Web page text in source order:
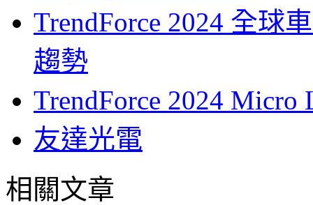
TrendForce 2024 全球
趨勢
TrendForce 2024
友達光電
相關文章